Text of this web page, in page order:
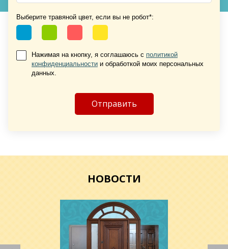
Хочу такую
Хочу такую
Выберите травяной цвет, если вы не робот*:
Нажимая на кнопку, я соглашаюсь с политикой
конфиденциальности и обработкой моих персональных
данных.
НОВОСТИ